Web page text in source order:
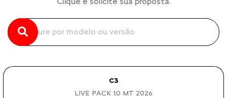
C3
LIVE PACK 1.0 MT 2026